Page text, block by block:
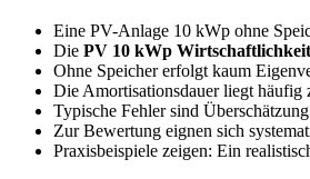
Eine PV-Anlage 10 kWp ohne
Die PV 10 kWp
Ohne Speicher erfolgt kaum
Die Amortisationsdauer liegt häufig
Typische Fehler sind
Zur Bewertung eignen sich
Praxisbeispiele zeigen: Ein